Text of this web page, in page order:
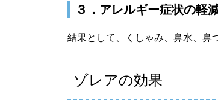
３．アレルギー症状の軽
結果として、くしゃみ、鼻水、鼻
ゾレアの効果